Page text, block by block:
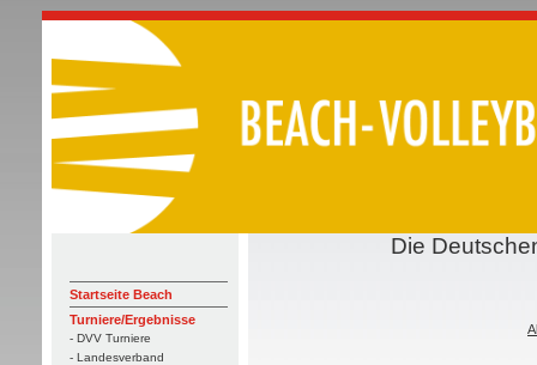
Startseite Beach
Turniere/Ergebnisse
- DVV Turniere
- Landesverband
Die